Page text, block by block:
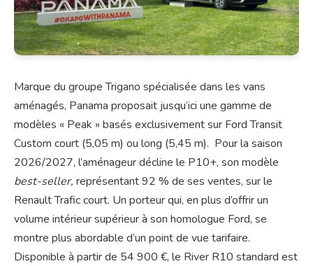
Marque du groupe Trigano spécialisée dans les vans
aménagés, Panama proposait jusqu’ici une gamme de
modèles « Peak » basés exclusivement sur Ford Transit
Custom court (5,05 m) ou long (5,45 m). Pour la saison
2026/2027, l’aménageur décline le P10+, son modèle
best-seller, représentant 92 % de ses ventes, sur le
Renault Trafic court. Un porteur qui, en plus d’offrir un
volume intérieur supérieur à son homologue Ford, se
montre plus abordable d’un point de vue tarifaire.
Disponible à partir de 54 900 €, le River R10 standard est